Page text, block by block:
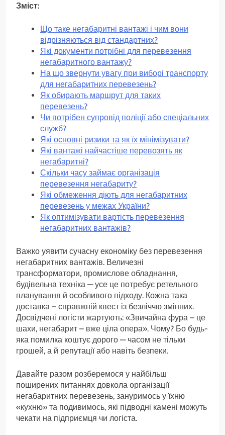
Зміст:
Що таке негабаритні вантажі і чим вони
відрізняються від стандартних?
Які документи потрібні для перевезення
негабаритного вантажу?
На що звернути увагу при виборі транспорту
для негабаритних перевезень?
Як обирають маршрут для таких
перевезень?
Чи потрібен супровід поліції або спеціальних
служб?
Які основні ризики та як їх мінімізувати?
Які вантажі найчастіше перевозять як
негабаритні?
Скільки часу займає організація
перевезення негабариту?
Які обмеження діють для негабаритних
перевезень у межах України?
Як оптимізувати вартість перевезення
негабаритних вантажів?
Важко уявити сучасну економіку без перевезення
негабаритних вантажів. Величезні
трансформатори, промислове обладнання,
будівельна техніка — усе це потребує ретельного
планування й особливого підходу. Кожна така
доставка – справжній квест із безліччю змінних.
Досвідчені логісти жартують: «Звичайна фура – це
шахи, негабарит – вже ціла опера». Чому? Бо будь-
яка помилка коштує дорого — часом не тільки
грошей, а й репутації або навіть безпеки.
Давайте разом розберемося у найбільш
поширених питаннях довкола організації
негабаритних перевезень, зануримось у їхню
«кухню» та подивимось, які підводні камені можуть
чекати на підприємця чи логіста.